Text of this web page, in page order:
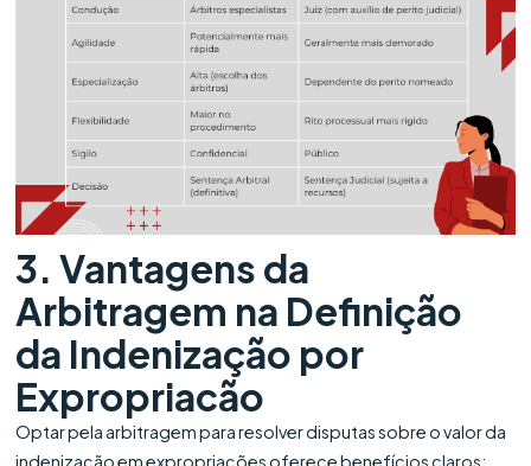
3. Vantagens da
Arbitragem na Definição
da Indenização por
Expropriacão
Optar pela arbitragem para resolver disputas sobre o valor da
indenização em expropriações oferece benefícios claros: